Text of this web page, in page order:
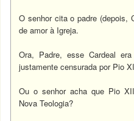
O senhor cita o padre (depois,
de amor à Igreja.
Ora, Padre, esse Cardeal
justamente censurada por Pio
Ou o senhor acha que Pio
Nova Teologia?